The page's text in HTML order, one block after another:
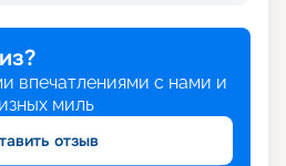
впечатлениями с нами и
миль
отзыв